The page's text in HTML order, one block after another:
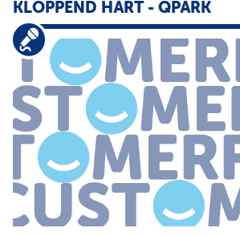
KLOPPEND HART - QPARK